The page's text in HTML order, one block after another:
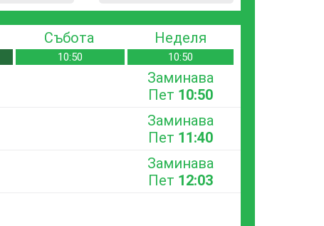
Събота
10:50
Неделя
10:50
Заминава
Пет 10:50
Заминава
Пет 11:40
Заминава
Пет 12:03